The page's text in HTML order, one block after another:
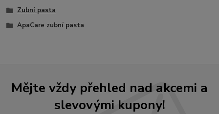
Zubní pasta
ApaCare zubní pasta
Mějte vždy přehled nad akcemi a
slevovými kupony!